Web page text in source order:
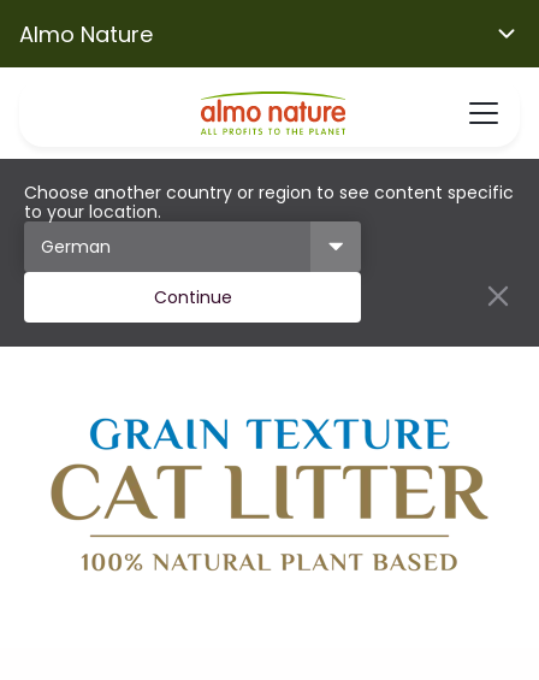
Almo Nature
Choose another country or region to see content specific
to your location.
Continue